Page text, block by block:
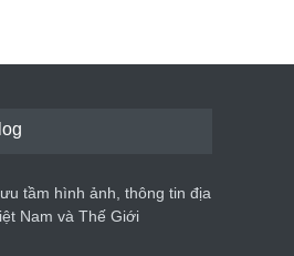
tầm hình ảnh, thông tin địa
Nam và Thế Giới